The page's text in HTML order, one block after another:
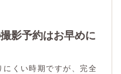
影予約はお早めに
くい時期ですが、完全